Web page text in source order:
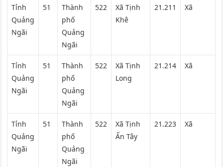
Tỉnh
Quảng
Ngãi
51
Thành
phố
Quảng
Ngãi
522
Xã Tịnh
Khê
21.211 Xã
Tỉnh
Quảng
Ngãi
51
Thành
phố
Quảng
Ngãi
522
Xã Tịnh
Long
21.214 Xã
Tỉnh
Quảng
Ngãi
51
Thành
phố
Quảng
Ngãi
522
Xã Tịnh
Ấn Tây
21.223 Xã